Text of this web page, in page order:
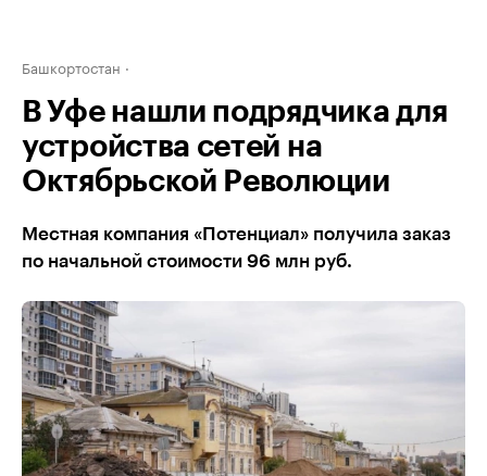
Башкортостан
В Уфе нашли подрядчика для
устройства сетей на
Октябрьской Революции
Местная компания «Потенциал» получила заказ
по начальной стоимости 96 млн руб.